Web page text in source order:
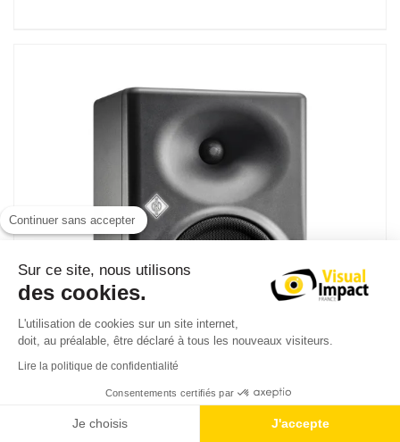
Continuer sans accepter
Sur ce site, nous utilisons
des cookies.
L'utilisation de cookies sur un site internet,
doit, au préalable, être déclaré à tous les nouveaux visiteurs.
Lire la politique de confidentialité
Consentements certifiés par
Je choisis J'accepte